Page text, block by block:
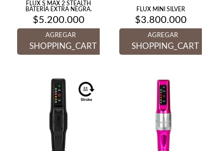
FLUX S MAX 2 STEALTH
BATERÍA EXTRA NEGRA.
$5.200.000
AGREGAR
SHOPPING_CART
FLUX MINI SILVER
$3.800.000
AGREGAR
SHOPPING_CART